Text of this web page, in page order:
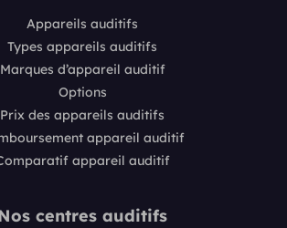
Appareils auditifs
Types appareils auditifs
Marques d’appareil auditif
Options
Prix des appareils auditifs
appareil auditif
appareil auditif
centres auditifs